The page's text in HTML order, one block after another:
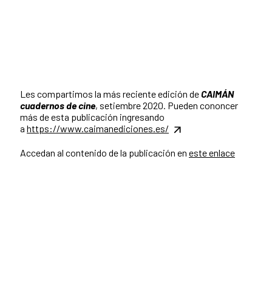
Les compartimos la más reciente edición deCAIMÁN
cuadernos de cine, setiembre 2020. Pueden cononcer
más de esta publicación ingresando
a https://www.caimanediciones.es/
Accedan al contenido de la publicación en este enlace